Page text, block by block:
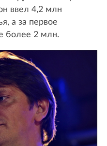
ввел 4,2 млн
а за первое
более 2 млн.